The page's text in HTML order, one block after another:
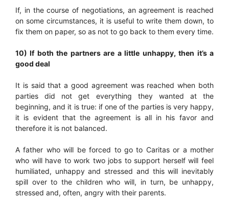
If, in the course of negotiations, an agreement is reached
on some circumstances, it is useful to write them down, to
fix them on paper, so as not to go back to them every time.
10) If both the partners are a little unhappy, then it’s a
good deal
It is said that a good agreement was reached when both
parties did not get everything they wanted at the
beginning, and it is true: if one of the parties is very happy,
it is evident that the agreement is all in his favor and
therefore it is not balanced.
A father who will be forced to go to Caritas or a mother
who will have to work two jobs to support herself will feel
humiliated, unhappy and stressed and this will inevitably
spill over to the children who will, in turn, be unhappy,
stressed and, often, angry with their parents.